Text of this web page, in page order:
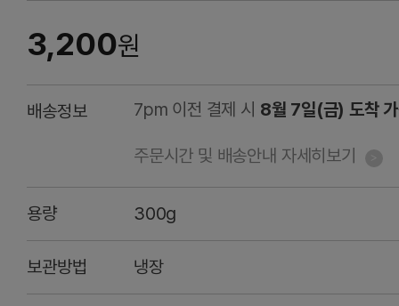
3,200원
배송정보 7pm 이전 결제 시 8월 7일(금) 도착
주문시간 및 배송안내 자세히보기
용량 300g
보관방법 냉장